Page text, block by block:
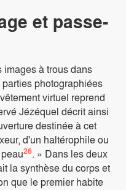
et passe-
images à trous dans
photographiées
virtuel reprend
Jézéquel décrit ainsi
destinée à cet
d'un haltérophile ou
26. » Dans les deux
la synthèse du corps et
que le premier habite